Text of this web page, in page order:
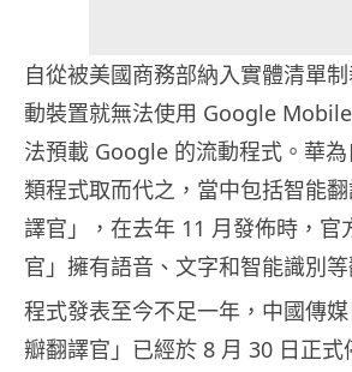
自從被美國商務部納入實體清單
動裝置就無法使用 Google
法預載 Google 的流動程式。華
類程式取而代之，當中包括智能
譯官」，在去年 11 月發佈時，官
官」擁有語音、文字和智能識別等
程式發表至今不足一年，中國傳
瓣翻譯官」已經於 8 月 30 日正式